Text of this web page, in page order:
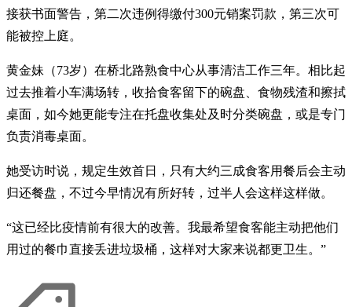
接获书面警告，第二次违例得缴付300元销案罚款，第三次可
能被控上庭。
黄金妹（73岁）在桥北路熟食中心从事清洁工作三年。相比起
过去推着小车满场转，收拾食客留下的碗盘、食物残渣和擦拭
桌面，如今她更能专注在托盘收集处及时分类碗盘，或是专门
负责消毒桌面。
她受访时说，规定生效首日，只有大约三成食客用餐后会主动
归还餐盘，不过今早情况有所好转，过半人会这样这样做。
“这已经比疫情前有很大的改善。我最希望食客能主动把他们
用过的餐巾直接丢进垃圾桶，这样对大家来说都更卫生。”